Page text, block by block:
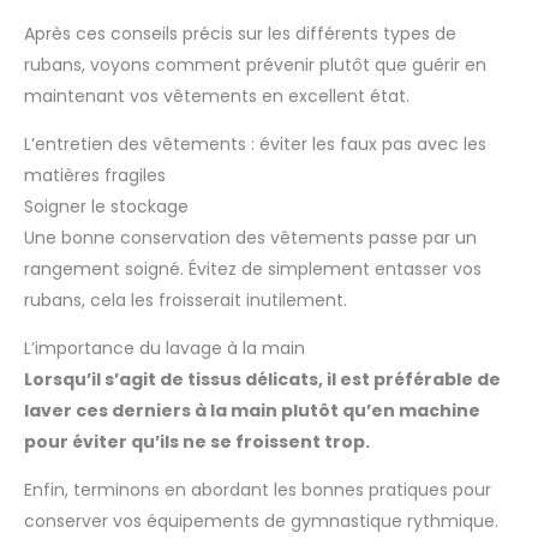
Après ces conseils précis sur les différents types de
rubans, voyons comment prévenir plutôt que guérir en
maintenant vos vêtements en excellent état.
L’entretien des vêtements : éviter les faux pas avec les
matières fragiles
Soigner le stockage
Une bonne conservation des vêtements passe par un
rangement soigné. Évitez de simplement entasser vos
rubans, cela les froisserait inutilement.
L’importance du lavage à la main
Lorsqu’il s’agit de tissus délicats, il est préférable de
laver ces derniers à la main plutôt qu’en machine
pour éviter qu’ils ne se froissent trop.
Enfin, terminons en abordant les bonnes pratiques pour
conserver vos équipements de gymnastique rythmique.